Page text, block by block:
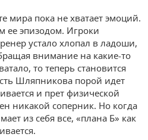
мира пока не хватает эмоций.
ее эпизодом. Игроки
устало хлопал в ладоши,
внимание на какие-то
то теперь становится
Шляпникова порой идет
и прет физической
никакой соперник. Но когда
из себя все, «плана Б» как